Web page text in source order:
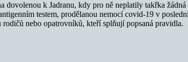
k Jadranu, kdy pro ně neplatily takřka
testem, prodělanou nemocí covid-19 v
nebo opatrovníků, kteří splňují popsaná pravidla.